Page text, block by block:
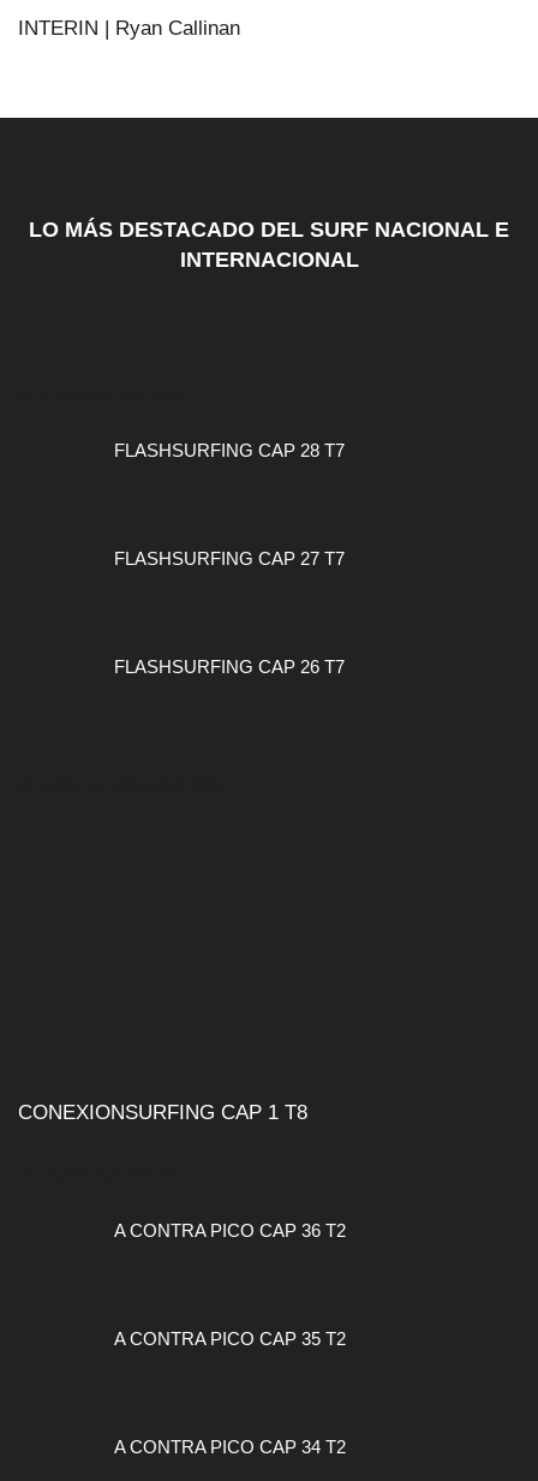
INTERIN | Ryan Callinan
LO MÁS DESTACADO DEL SURF NACIONAL E
INTERNACIONAL
FLASHSURFING CAP 28 T7
FLASHSURFING CAP 27 T7
FLASHSURFING CAP 26 T7
CONEXIONSURFING CAP 1 T8
A CONTRA PICO CAP 36 T2
A CONTRA PICO CAP 35 T2
A CONTRA PICO CAP 34 T2